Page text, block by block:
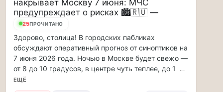
Чайковского!…
приглашаем
на
музыкальную
прогулку
по
инсайды
Москвы
накрывает Москву 7 июня: МЧС
предупреждает о рисках 🏙️🇷🇺 —
25ПРОЧИТАНО
Здорово, столица! В городских пабликах
обсуждают оперативный прогноз от синоптиков на
7 июня 2026 года. Ночью в Москве будет свежо —
от 8 до 10 градусов, в центре чуть теплее, до 1
...
ЕЩЁ